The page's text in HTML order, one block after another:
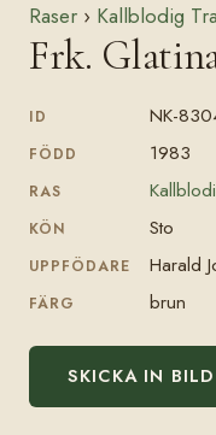
Raser › Kallblodig
Frk.
ID NK-
FÖDD 1983
RAS
KÖN Sto
UPPFÖDARE Harald
FÄRG brun
SKICKA IN BILD